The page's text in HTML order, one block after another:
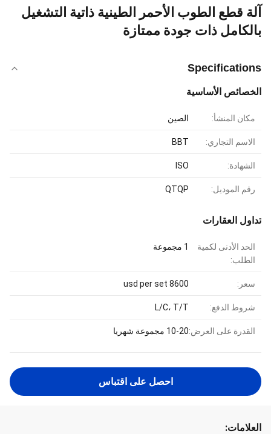
آلة قطع الطوب الأحمر الطينية ذاتية التشغيل
بالكامل ذات جودة ممتازة
Specifications
الخصائص الأساسية
مكان المنشأ: الصين
الاسم التجاري: BBT
الشهادة: ISO
رقم الموديل: QTQP
تداول العقارات
الحد الأدنى لكمية
الطلب:
1 مجموعة
سعر: 8600 usd per set
شروط الدفع: L/C، T/T
القدرة على العرض:10-20 مجموعة شهريا
احصل على اقتباس
العلامات: